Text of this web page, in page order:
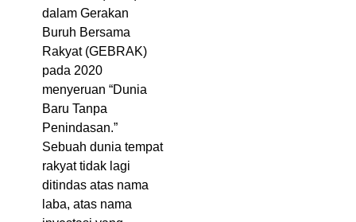
dalam Gerakan
Buruh Bersama
Rakyat (GEBRAK)
pada 2020
menyeruan “Dunia
Baru Tanpa
Penindasan.”
Sebuah dunia tempat
rakyat tidak lagi
ditindas atas nama
laba, atas nama